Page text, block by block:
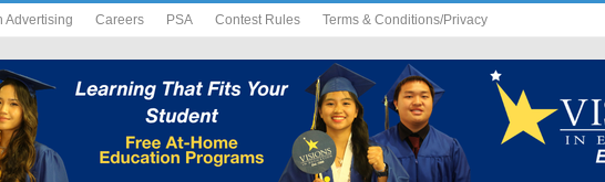
Advertising Careers PSA Contest Rules Terms & Conditions/Privacy